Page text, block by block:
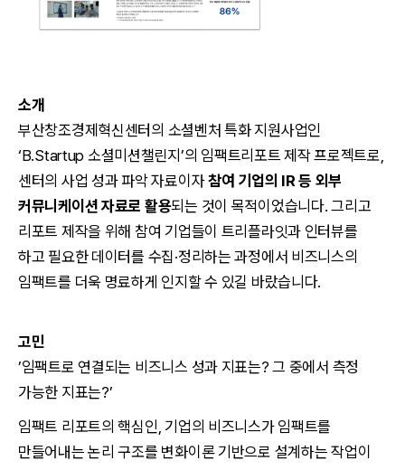
소개
부산창조경제혁신센터의 소셜벤처 특화 지원사업인
‘B.Startup 소셜미션챌린지’의 임팩트리포트 제작 프로젝트로,
센터의 사업 성과 파악 자료이자참여 기업의 IR 등 외부
커뮤니케이션 자료로 활용되는 것이 목적이었습니다. 그리고
리포트 제작을 위해 참여 기업들이 트리플라잇과 인터뷰를
하고 필요한 데이터를 수집·정리하는 과정에서 비즈니스의
임팩트를 더욱 명료하게 인지할 수 있길 바랐습니다.
고민
’임팩트로 연결되는 비즈니스 성과 지표는? 그 중에서 측정
가능한 지표는?’
임팩트 리포트의 핵심인, 기업의 비즈니스가 임팩트를
만들어내는 논리 구조를 변화이론 기반으로 설계하는 작업이